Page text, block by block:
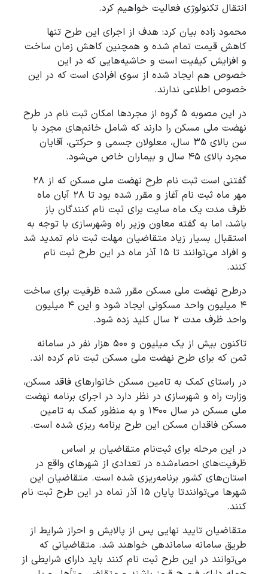
انتقال تکنولوژی فعالیت خواهیم کرد.
محمود زاده بیان کرد: هدف از اجرای این طرح تنها
کاهش قیمت تمام شده و همچنین کاهش زمان ساخت
و افزایش کیفیت است و حاشیه‌هایی که در این
خصوص هم ایجاد شده از سوی افرادی است که در این
خصوص اطلاعی ندارند.
در این مصوبه ۵ گروه از مجردها امکان ثبت نام در طرح
نهضت ملی مسکن را دارند که شامل خانم‌های مجرد با
سن بالای ۳۵ سال، معلولان جسمی و حرکتی، آقایان
مجرد بالای ۴۵ سال و بیماران خاص می‌شود.
گفتنی است ثبت نام طرح نهضت ملی مسکن که از ۲۸
مهر ماه ثبت نام آغاز و مقرر شده بود تا ۲۸ آبان ماه
ظرف مدت یک ماه سایت برای ثبت نام کنندگان باز
باشد، اما به گفته معاون وزیر راه وشهرسازی با توجه به
استقبال بسیار زیاد متقاضیان مهلت ثبت نام تمدید شد
و افراد می‌توانند تا ۱۵ آذر ماه در این طرح ثبت نام
کنند.
درطرح نهضت ملی مسکن مقرر شده ظرفیت برای ساخت
۴ میلیون واحد مسکونی ایجاد شود و این ۴ میلیون
واحد ظرف مدت ۲ سال کلید زده شود.
تاکنون بیش از یک میلیون و ۵۰۰ هزار نفر در سامانه
ثمن که برای طرح نهضت ملی مسکن ثبت نام کرده اند.
در راستای کمک به تامین مسکن خانوارهای فاقد مسکن،
وزارت راه و شهرسازی در نظر دارد در اجرای برنامه نهضت
ملی مسکن در سال ۱۴۰۰ و به منظور کمک به تامین
مسکن فاقدان مسکن این طرح برنامه ریزی شده است.
در این مرحله برای ثبت‌نام متقاضیان بر اساس
ظرفیت‌های احصاءشده در تعدادی از شهرهای واقع در
استان‌های کشور برنامه‌ریزی شده است. متقاضیان این
شهرها می‌توانندتا پایان ۱۵ آذر نماه در این طرح ثبت نام
کنند.
متقاضیان تایید نهایی پس از پالایش و احراز شرایط از
طریق سامانه ساماندهی خواهند شد. متقاضیانی که
می‌توانند در این طرح ثبت نام کنند باید دارای شرایطی از